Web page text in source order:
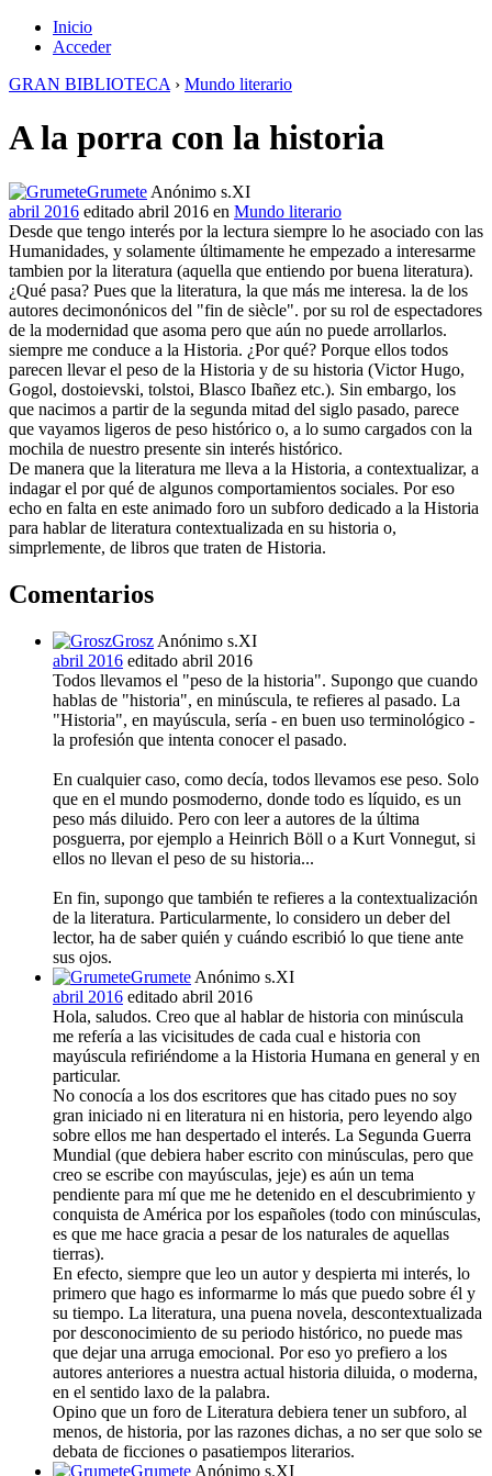
Inicio
Acceder
GRAN BIBLIOTECA › Mundo literario
A la porra con la historia
Grumete Anónimo s.XI
abril 2016 editado abril 2016 en Mundo literario
Desde que tengo interés por la lectura siempre lo he asociado con las
Humanidades, y solamente últimamente he empezado a interesarme
tambien por la literatura (aquella que entiendo por buena literatura).
¿Qué pasa? Pues que la literatura, la que más me interesa. la de los
autores decimonónicos del "fin de siècle". por su rol de espectadores
de la modernidad que asoma pero que aún no puede arrollarlos.
siempre me conduce a la Historia. ¿Por qué? Porque ellos todos
parecen llevar el peso de la Historia y de su historia (Victor Hugo,
Gogol, dostoievski, tolstoi, Blasco Ibañez etc.). Sin embargo, los
que nacimos a partir de la segunda mitad del siglo pasado, parece
que vayamos ligeros de peso histórico o, a lo sumo cargados con la
mochila de nuestro presente sin interés histórico.
De manera que la literatura me lleva a la Historia, a contextualizar, a
indagar el por qué de algunos comportamientos sociales. Por eso
echo en falta en este animado foro un subforo dedicado a la Historia
para hablar de literatura contextualizada en su historia o,
simprlemente, de libros que traten de Historia.
Comentarios
Grosz Anónimo s.XI
abril 2016 editado abril 2016
Todos llevamos el "peso de la historia". Supongo que cuando
hablas de "historia", en minúscula, te refieres al pasado. La
"Historia", en mayúscula, sería - en buen uso terminológico -
la profesión que intenta conocer el pasado.
En cualquier caso, como decía, todos llevamos ese peso. Solo
que en el mundo posmoderno, donde todo es líquido, es un
peso más diluido. Pero con leer a autores de la última
posguerra, por ejemplo a Heinrich Böll o a Kurt Vonnegut, si
ellos no llevan el peso de su historia...
En fin, supongo que también te refieres a la contextualización
de la literatura. Particularmente, lo considero un deber del
lector, ha de saber quién y cuándo escribió lo que tiene ante
sus ojos.
Grumete Anónimo s.XI
abril 2016 editado abril 2016
Hola, saludos. Creo que al hablar de historia con minúscula
me refería a las vicisitudes de cada cual e historia con
mayúscula refiriéndome a la Historia Humana en general y en
particular.
No conocía a los dos escritores que has citado pues no soy
gran iniciado ni en literatura ni en historia, pero leyendo algo
sobre ellos me han despertado el interés. La Segunda Guerra
Mundial (que debiera haber escrito con minúsculas, pero que
creo se escribe con mayúsculas, jeje) es aún un tema
pendiente para mí que me he detenido en el descubrimiento y
conquista de América por los españoles (todo con minúsculas,
es que me hace gracia a pesar de los naturales de aquellas
tierras).
En efecto, siempre que leo un autor y despierta mi interés, lo
primero que hago es informarme lo más que puedo sobre él y
su tiempo. La literatura, una puena novela, descontextualizada
por desconocimiento de su periodo histórico, no puede mas
que dejar una arruga emocional. Por eso yo prefiero a los
autores anteriores a nuestra actual historia diluida, o moderna,
en el sentido laxo de la palabra.
Opino que un foro de Literatura debiera tener un subforo, al
menos, de historia, por las razones dichas, a no ser que solo se
debata de ficciones o pasatiempos literarios.
Grumete Anónimo s.XI